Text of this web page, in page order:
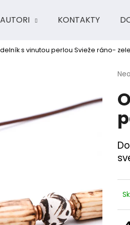
AUTORI KONTAKTY
s vinutou perlou Svieže ráno-
je
5
Čo potrebujete